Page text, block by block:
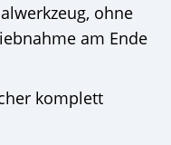
ohne
am Ende
komplett